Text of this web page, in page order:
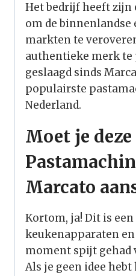
Het bedrijf heeft
om de binnenlandse
markten te
authentieke merk
geslaagd sinds
populairste
Nederland.
Moet je
Marcato
Kortom, ja! Dit is een
keukenapparaten
moment spijt gehad
Als je geen idee